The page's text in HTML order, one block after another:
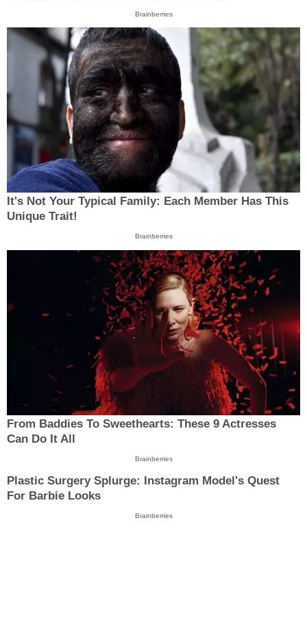
Brainberries
It's Not Your Typical Family: Each Member Has This
Unique Trait!
Brainberries
From Baddies To Sweethearts: These 9 Actresses
Can Do It All
Brainberries
Plastic Surgery Splurge: Instagram Model's Quest
For Barbie Looks
Brainberries